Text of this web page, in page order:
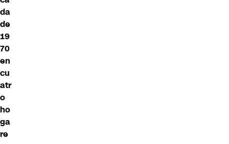
da
de
19
70
en
cu
atr
o
ho
ga
re